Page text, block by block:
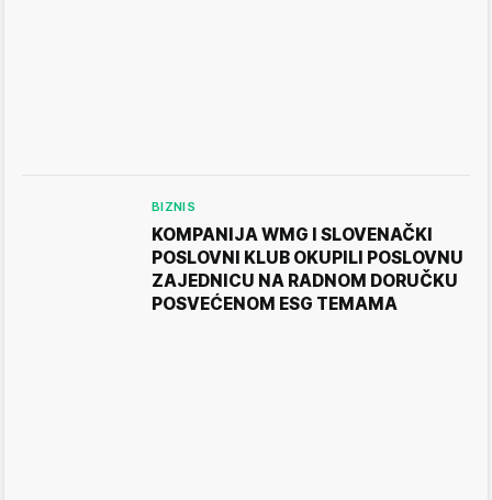
BIZNIS
KOMPANIJA WMG I SLOVENAČKI
POSLOVNI KLUB OKUPILI POSLOVNU
ZAJEDNICU NA RADNOM DORUČKU
POSVEĆENOM ESG TEMAMA